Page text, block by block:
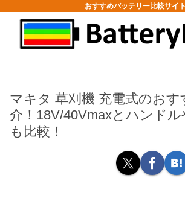
おすすめバッテリー比較サイト
マキタ 草刈機 充電式のおす
介！18V/40Vmaxとハンド
も比較！